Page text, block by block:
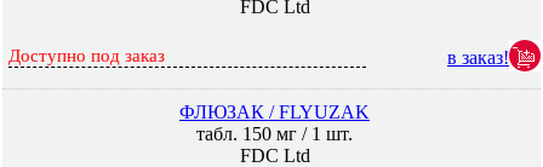
FDC Ltd
Доступно под заказ в заказ!
ФЛЮЗАК / FLYUZAK
табл. 150 мг / 1 шт.
FDC Ltd